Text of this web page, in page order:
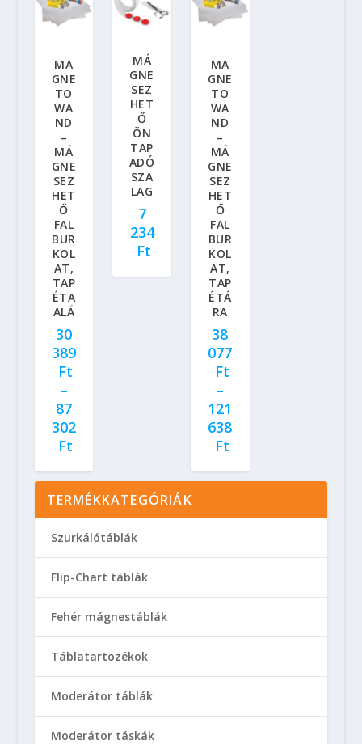
MA
GNE
TO
WA
ND
–
MÁ
GNE
SEZ
HET
Ő
FAL
BUR
KOL
AT,
TAP
ÉTA
ALÁ
30
389
Ft
–
87
302
Ft
MÁ
GNE
SEZ
HET
Ő
ÖN
TAP
ADÓ
SZA
LAG
7
234
Ft
MA
GNE
TO
WA
ND
–
MÁ
GNE
SEZ
HET
Ő
FAL
BUR
KOL
AT,
TAP
ÉTÁ
RA
38
077
Ft
–
121
638
Ft
TERMÉKKATEGÓRIÁK
Szurkálótáblák
Flip-Chart táblák
Fehér mágnestáblák
Táblatartozékok
Moderátor táblák
Moderátor táskák